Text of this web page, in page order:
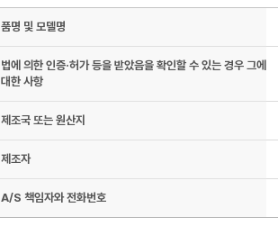
품명 및 모델명
법에 의한 인증·허가 등을 받았음을 확인할 수 있는 경우 그에
대한 사항
제조국 또는 원산지
제조자
A/S 책임자와 전화번호